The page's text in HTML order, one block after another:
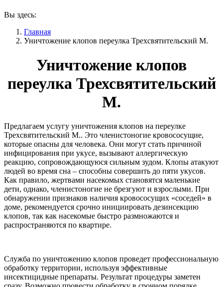
Вы здесь:
Главная
Уничтожение клопов переулка Трехсвятительский М.
Уничтожение клопов
переулка Трехсвятительский
М.
Предлагаем услугу уничтожения клопов на переулке
Трехсвятительский М.. Это членистоногие кровососущие,
которые опасны для человека. Они могут стать причиной
инфицирования при укусе, вызывают аллергическую
реакцию, сопровождающуюся сильным зудом. Клопы атакуют
людей во время сна – способны совершить до пяти укусов.
Как правило, жертвами насекомых становятся маленькие
дети, однако, членистоногие не брезгуют и взрослыми. При
обнаружении признаков наличия кровососущих «соседей» в
доме, рекомендуется срочно инициировать дезинсекцию
клопов, так как насекомые быстро размножаются и
распространяются по квартире.
Служба по уничтожению клопов проведет профессиональную
обработку территории, используя эффективные
инсектицидные препараты. Результат процедуры заметен